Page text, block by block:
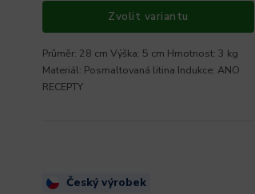
Zvolit variantu
Průměr: 28 cm Výška: 5 cm Hmotnost: 3 kg
Materiál: Posmaltovaná litina Indukce: ANO
RECEPTY
Český výrobek